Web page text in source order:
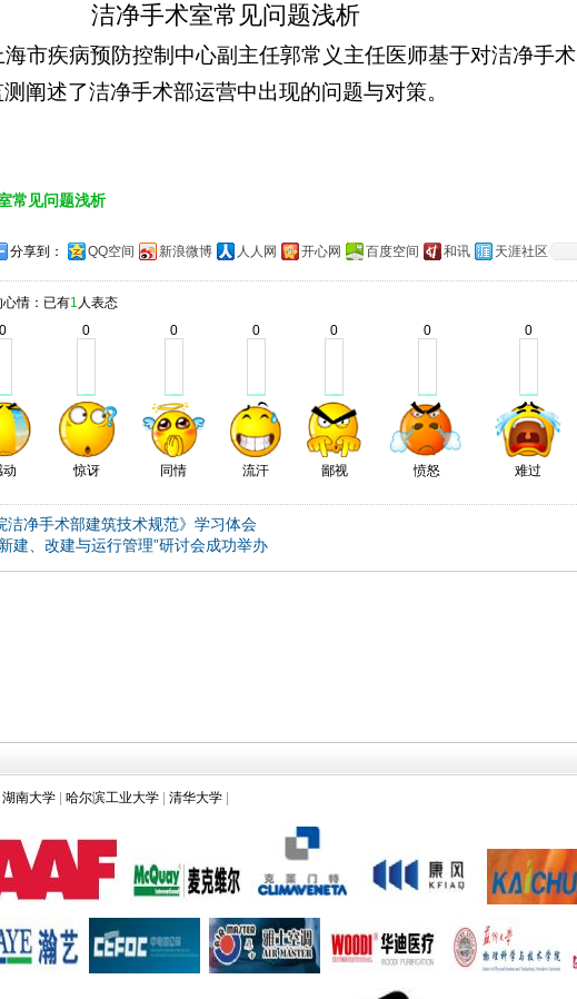
洁净手术室常见问题浅析
海市疾病预防控制中心副主任郭常义主任医师基于对洁净手术
阐述了洁净手术部运营中出现的问题与对策。
常见问题浅析
分享到： QQ空间 新浪微博 人人网 开心网 百度空间 和讯 天涯社区
情：已有1 人表态
0
动
0
惊讶
0
同情
0
流汗
0
鄙视
0
愤怒
0
难过
洁净手术部建筑技术规范》学习体会
建、改建与运行管理”研讨会成功举办
湖南大学 哈尔滨工业大学 清华大学